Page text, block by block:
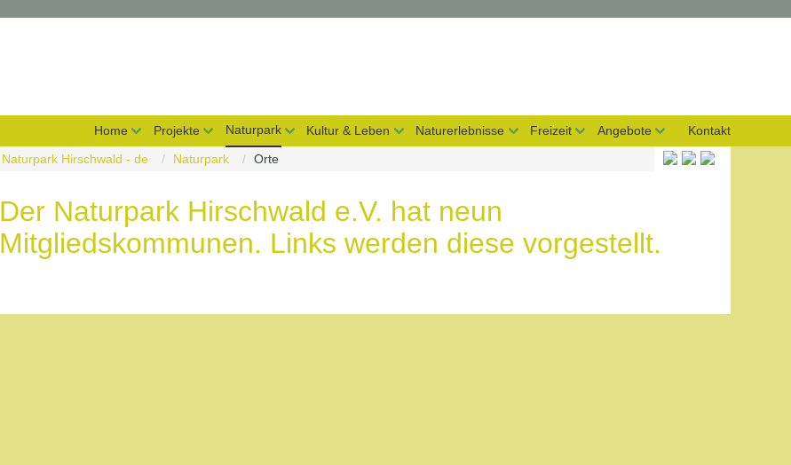
Home Projekte Naturpark Kultur & Leben Naturerlebnisse Freizeit Angebote Kontakt
Naturpark Hirschwald - de Naturpark Orte
Der Naturpark Hirschwald e.V. hat neun
Mitgliedskommunen. Links werden diese vorgestellt.